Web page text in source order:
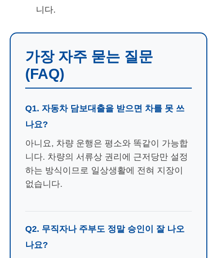
니다.
가장 자주 묻는 질문
(FAQ)
Q1. 자동차 담보대출을 받으면 차를 못 쓰
나요?
아니요, 차량 운행은 평소와 똑같이 가능합
니다. 차량의 서류상 권리에 근저당만 설정
하는 방식이므로 일상생활에 전혀 지장이
없습니다.
Q2. 무직자나 주부도 정말 승인이 잘 나오
나요?